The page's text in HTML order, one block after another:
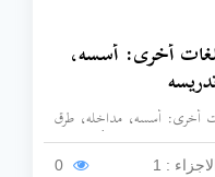
بلغات أخرى: أسسه،
أخرى: أسسه، مداخله، طرق
المجال، وهو من تأليف د.
محمود كامل الناقة، وصدرت طبعته الأولى عام 1985 عن معهد اللغة العربية : 1